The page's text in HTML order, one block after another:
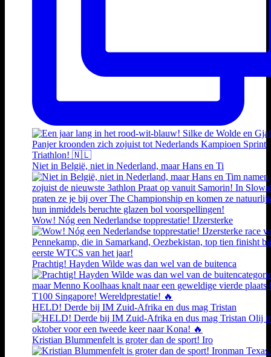
Niet in België, niet in Nederland, maar Hans en Ti
Wow! Nóg een Nederlandse topprestatie! IJzersterke
Prachtig! Hayden Wilde was dan wel van de buitenca
HELD! Derde bij IM Zuid-Afrika en dus mag Tristan
Kristian Blummenfelt is groter dan de sport! Iro